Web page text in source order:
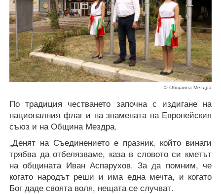
© Общаина Мездра
По традиция честването започна с издигане на
националния флаг и на знамената на Европейския
съюз и на Община Мездра.
„Денят на Съединението е празник, който винаги
трябва да отбелязваме, каза в словото си кметът
на общината Иван Аспарухов. За да помним, че
когато народът реши и има една мечта, и когато
Бог даде своята воля, нещата се случват.